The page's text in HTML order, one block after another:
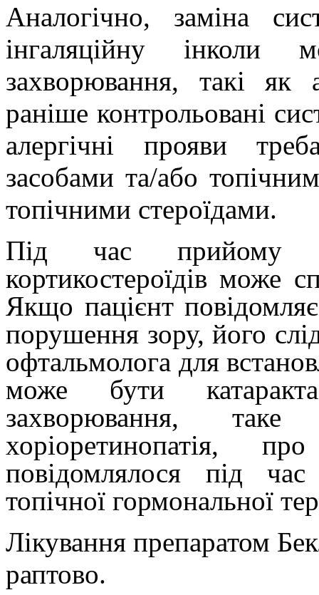
Аналогічно, заміна
інгаляційну інколи
захворювання, такі як
раніше контрольовані
алергічні прояви
засобами та/або
топічними стероїдами.
Під час прийому
кортикостероїдів може
Якщо пацієнт
порушення зору, його
офтальмолога для
може бути
захворювання,
хоріоретинопатія,
повідомлялося під
топічної гормональної
Лікування препаратом
раптово.